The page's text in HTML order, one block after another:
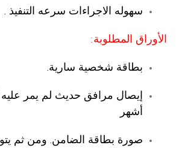
سهوله الاجراءات سرعه التنفيذ .
الأوراق المطلوبة:
بطاقة شخصية سارية.
إيصال مرافق حديث لم يمر عليه
أشهر
صورة بطاقة الضامن. ومن ثم